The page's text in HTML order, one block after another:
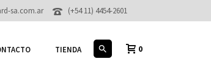
(+54 11) 4454-2601
sa.com.ar
TIENDA 0